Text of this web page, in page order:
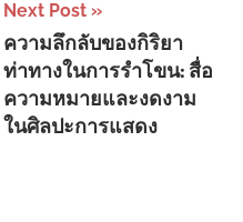
Next Post
ความลึกลับของกิริยา
ท่าทางในการรำโขน: สื่อ
ความหมายและงดงาม
ในศิลปะการแสดง